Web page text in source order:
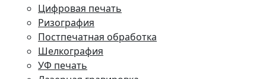
Цифровая печать
Ризография
Постпечатная обработка
Шелкография
УФ печать